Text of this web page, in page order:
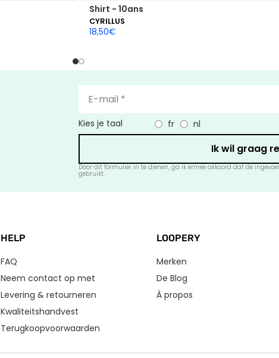
Shirt - 10ans
CYRILLUS
18,50€
Kies je taal fr nl
Ik wil graag
Door dit formulier in te dienen, ga ik ermee akkoord dat de
gebruikt.
HELP
FAQ
Neem contact op met
Levering & retourneren
Kwaliteitshandvest
Terugkoopvoorwaarden
LOOPERY
Merken
De Blog
À propos